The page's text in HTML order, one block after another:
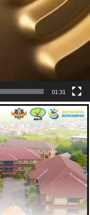
01:31